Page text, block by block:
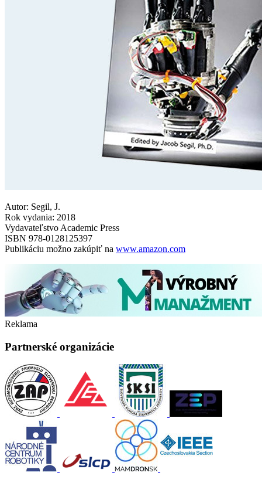
Autor: Segil, J.
Rok vydania: 2018
Vydavateľstvo Academic Press
ISBN 978-0128125397
Publikáciu možno zakúpiť na www.amazon.com
Reklama
Partnerské organizácie